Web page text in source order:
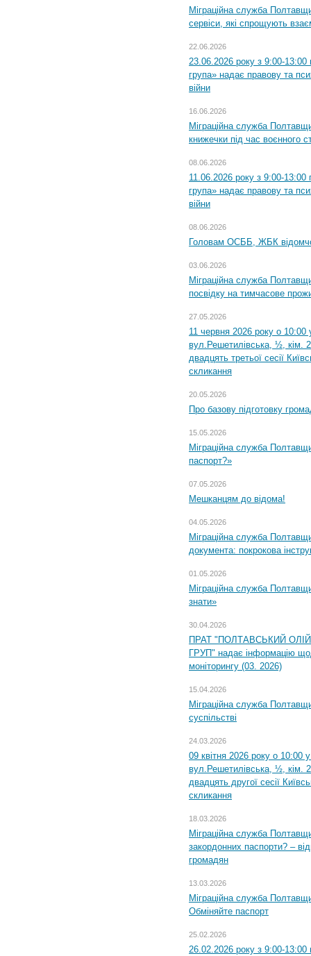
Міграційна служба
сервіси, які спрощують
22.06.2026
23.06.2026 року з 9:00-13:00
група» надає правову та
війни
16.06.2026
Міграційна служба
книжечки під час воєнного
08.06.2026
11.06.2026 року з 9:00-13:00
група» надає правову та
війни
08.06.2026
Головам ОСББ, ЖБК
03.06.2026
Міграційна служба
посвідку на тимчасове
27.05.2026
11 червня 2026 року о 10:00
вул.Решетилівська, ½, кім.
двадцять третьої сесії
скликання
20.05.2026
Про базову підготовку
15.05.2026
Міграційна служба
паспорт?»
07.05.2026
Мешканцям до відома!
04.05.2026
Міграційна служба
документа: покрокова
01.05.2026
Міграційна служба
знати»
30.04.2026
ПРАТ "ПОЛТАВСЬКИЙ
ГРУП" надає інформацію
моніторингу (03. 2026)
15.04.2026
Міграційна служба
суспільстві
24.03.2026
09 квітня 2026 року о 10:00
вул.Решетилівська, ½, кім.
двадцять другої сесії
скликання
18.03.2026
Міграційна служба
закордонних паспорти? –
громадян
13.03.2026
Міграційна служба
Обміняйте паспорт
25.02.2026
26.02.2026 року з 9:00-